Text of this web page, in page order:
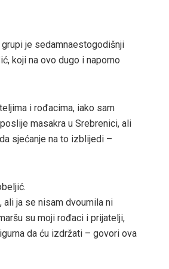
je sedamnaestogodišnji
koji na ovo dugo i naporno
i rođacima, iako sam
masakra u Srebrenici, ali
sjećanje na to izblijedi –
ali ja se nisam dvoumila ni
su moji rođaci i prijatelji,
da ću izdržati – govori ova